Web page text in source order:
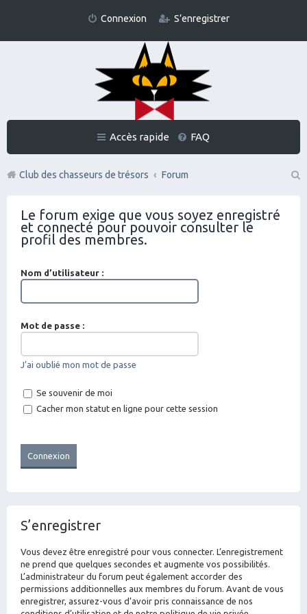
Connexion S’enregistrer
Accès rapide FAQ
Club des chasseurs de trésors
Forum
Le forum exige que vous soyez enregistré
et connecté pour pouvoir consulter le
profil des membres.
Nom d’utilisateur :
Mot de passe :
J’ai oublié mon mot de passe
Se souvenir de moi
Cacher mon statut en ligne pour cette session
S’enregistrer
Vous devez être enregistré pour vous connecter. L’enregistrement
ne prend que quelques secondes et augmente vos possibilités.
L’administrateur du forum peut également accorder des
permissions additionnelles aux membres du forum. Avant de vous
enregistrer, assurez-vous d’avoir pris connaissance de nos